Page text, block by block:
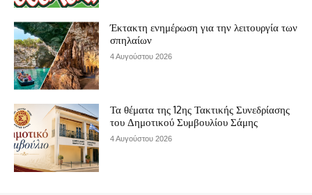
Έκτακτη ενημέρωση για την λειτουργία των
σπηλαίων
4 Αυγούστου 2026
Τα θέματα της 12ης Τακτικής Συνεδρίασης
του Δημοτικού Συμβουλίου Σάμης
4 Αυγούστου 2026